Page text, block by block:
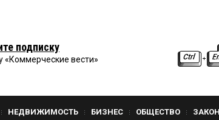
подписку
«Коммерческие вести»
НЕДВИЖИМОСТЬ БИЗНЕС ОБЩЕСТВО ЗАКОН